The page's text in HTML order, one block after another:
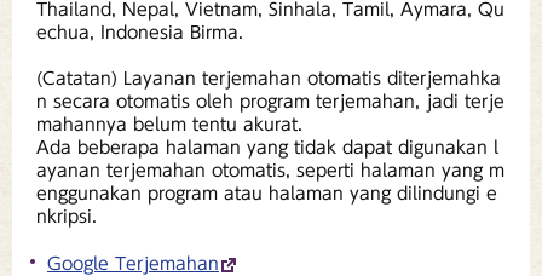
Thailand, Nepal, Vietnam, Sinhala, Tamil, Aymara, Qu
echua, Indonesia Birma.
(Catatan) Layanan terjemahan otomatis diterjemahka
n secara otomatis oleh program terjemahan, jadi terje
mahannya belum tentu akurat.
Ada beberapa halaman yang tidak dapat digunakan l
ayanan terjemahan otomatis, seperti halaman yang m
enggunakan program atau halaman yang dilindungi e
nkripsi.
Google Terjemahan